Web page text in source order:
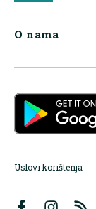
O nama
Uslovi korištenja